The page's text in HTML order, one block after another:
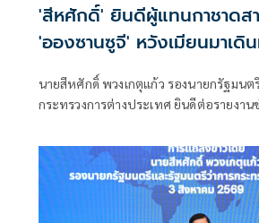
'สีหศักดิ์' ยินดีผู้แทนกาชาดส
'อองซานซูจี' หวังเมียนมาเดิ
สันติภาพ
นายสีหศักดิ์ พวงเกตุแก้ว รองนายกรัฐมนต
กระทรวงการต่างประเทศ ยินดีต่อรายงาน
ระหว่างประเทศประจำเมียนมา ซึ่งเกิดขึ้น
อย่างไม่เป็นทางการระหว่างรัฐมนตรีต่าง